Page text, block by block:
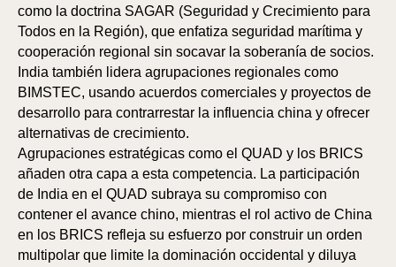
como la doctrina SAGAR (Seguridad y Crecimiento para
Todos en la Región), que enfatiza seguridad marítima y
cooperación regional sin socavar la soberanía de socios.
India también lidera agrupaciones regionales como
BIMSTEC, usando acuerdos comerciales y proyectos de
desarrollo para contrarrestar la influencia china y ofrecer
alternativas de crecimiento.
Agrupaciones estratégicas como el QUAD y los BRICS
añaden otra capa a esta competencia. La participación
de India en el QUAD subraya su compromiso con
contener el avance chino, mientras el rol activo de China
en los BRICS refleja su esfuerzo por construir un orden
multipolar que limite la dominación occidental y diluya